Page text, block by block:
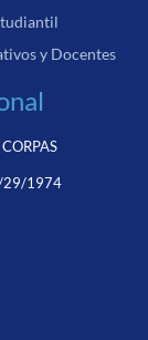
y Docentes
29/1974